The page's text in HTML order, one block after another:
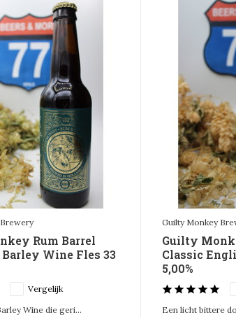
Rum Barrel
Barley Wine Fles 33
Vergelijk
Wine die geri...
Guilty Monkey
Guilty
Classic
5,00%
Een licht bittere